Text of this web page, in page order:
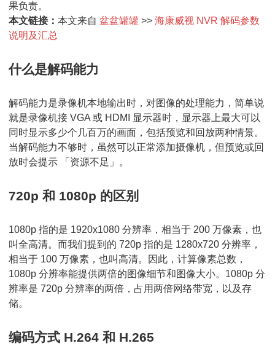
明
及
果负责。
本文链接： 本文来自 盆盆罐罐 >> 海康威视 NVR 解码参数
说明及汇总
什么是解码能力
解码能力是录像机本地输出时，对图像的处理能力，简单说
就是录像机接 VGA 或 HDMI 显示器时，显示器上最大可以
同时显示多少个几百万的画面，包括预览和回放两种情景。
当解码能力不够时，虽然可以正常添加摄像机，但预览或回
放时会提示 「资源不足」。
720p 和 1080p 的区别
1080p 指的是 1920x1080 分辨率，相当于 200 万像素，也
叫全高清。而我们提到的 720p 指的是 1280x720 分辨率，
相当于 100 万像素，也叫高清。因此，计算像素总数，
1080p 分辨率能提供两倍的图像细节和图像大小。1080p 分
辨率是 720p 分辨率的两倍，占用两倍网络带宽，以及存
储。
编码方式 H.264 和 H.265